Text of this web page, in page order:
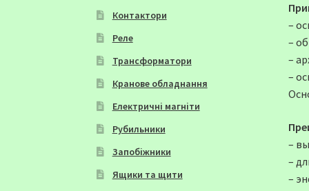
–
–
–
–
–
–
–
Контактори
Реле
Трансформатори
Кранове обладнання
Електричні магніти
Рубильники
Запобіжники
Ящики та щити